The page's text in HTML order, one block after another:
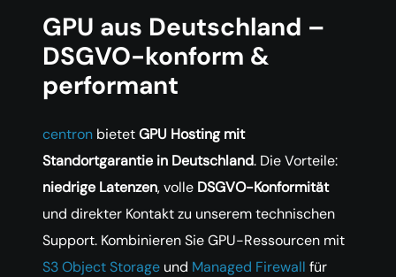
GPU aus Deutschland –
DSGVO-konform &
performant
centron bietetGPU Hosting mit
Standortgarantie in Deutschland. Die Vorteile:
niedrige Latenzen, volle DSGVO-Konformität
und direkter Kontakt zu unserem technischen
Support. Kombinieren Sie GPU-Ressourcen mit
S3 Object Storage und Managed Firewall für